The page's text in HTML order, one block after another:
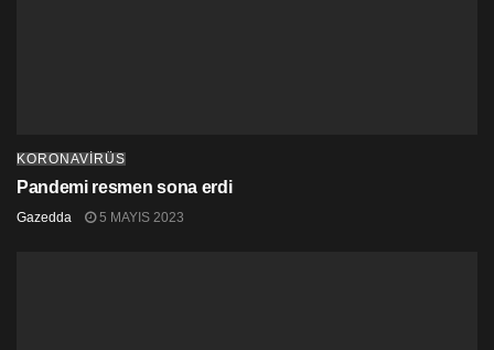
KORONAVİRÜS
Pandemi resmen sona erdi
Gazedda 5 MAYIS 2023